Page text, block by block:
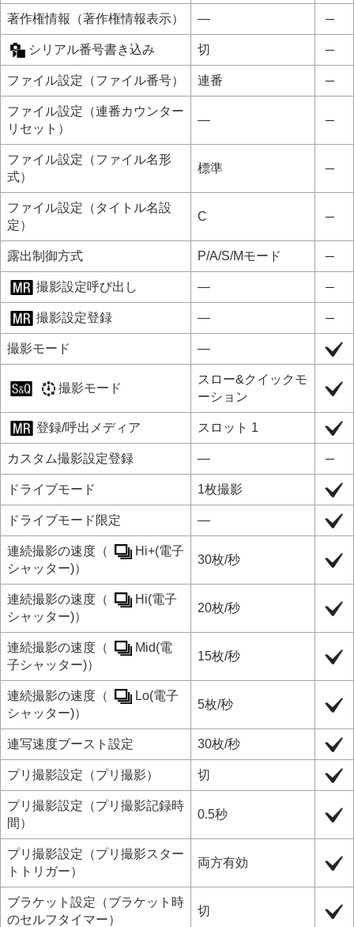
著作権情報 （著作権情報表示） ―
シリアル番号書き込み 切
ファイル設定 （ファイル番号） 連番
ファイル設定 （連番カウンター
リセット ）
―
ファイル設定 （ファイル名形
式）
標準
ファイル設定 （ タイトル名設
定）
C
露出制御方式 P/A/S/Mモード
撮影設定呼び出し ―
撮影設定登録 ―
撮影モード ―
撮影モード
スロー&クイックモ
ーション
登録/呼出メディア スロット 1
カスタム撮影設定登録 ―
ドライブモード 1枚撮影
ドライブモード限定 ―
連続撮影の速度 （
Hi+(電子
シャッター)）
30枚/秒
連続撮影の速度 （
Hi(電子
シャッター)）
20枚/秒
連続撮影の速度 （
Mid(電
子シャッター)）
15枚/秒
連続撮影の速度 （
Lo(電子
シャッター)）
5枚/秒
連写速度ブースト設定 30枚/秒
プリ撮影設定 （プリ撮影） 切
プリ撮影設定 （プリ撮影記録時
間 ）
0.5秒
プリ撮影設定 （プリ撮影スター
トトリガー）
両方有効
ブラケット設定 （ブラケット時
のセルフタイマー）
切